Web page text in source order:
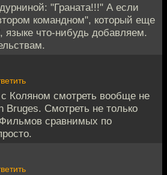
"Граната!!!" А если
командном", который еще
языке что-нибудь добавляем.
Коляном смотреть вообще не
Bruges. Смотреть не только
сравнимых по